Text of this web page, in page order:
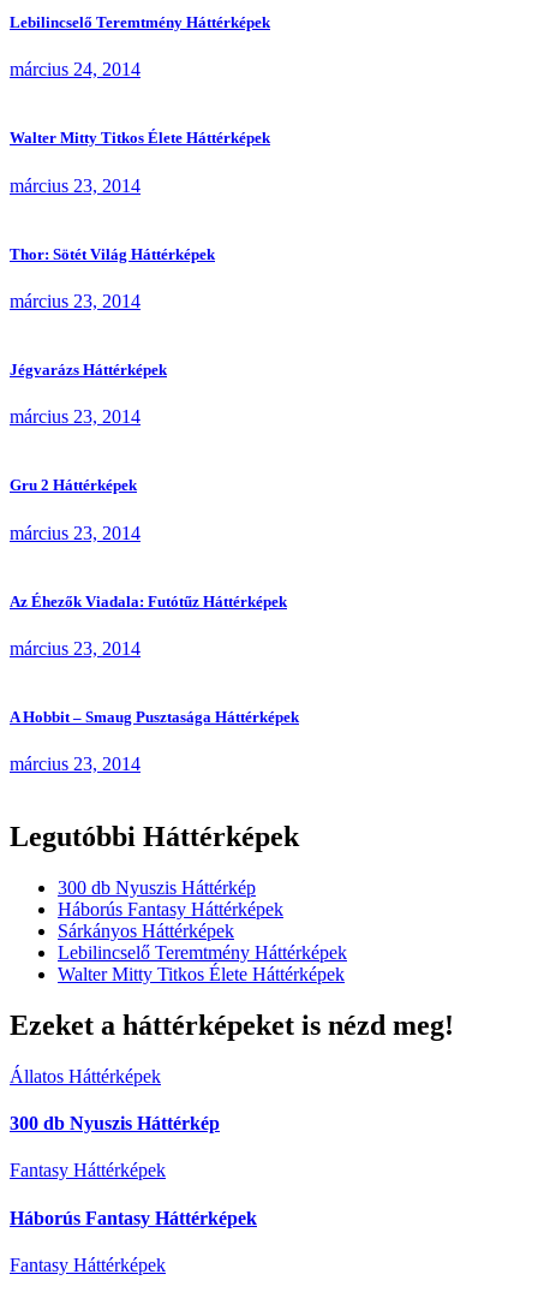
Lebilincselő Teremtmény Háttérképek
március 24, 2014
Walter Mitty Titkos Élete Háttérképek
március 23, 2014
Thor: Sötét Világ Háttérképek
március 23, 2014
Jégvarázs Háttérképek
március 23, 2014
Gru 2 Háttérképek
március 23, 2014
Az Éhezők Viadala: Futótűz Háttérképek
március 23, 2014
A Hobbit – Smaug Pusztasága Háttérképek
március 23, 2014
Legutóbbi Háttérképek
300 db Nyuszis Háttérkép
Háborús Fantasy Háttérképek
Sárkányos Háttérképek
Lebilincselő Teremtmény Háttérképek
Walter Mitty Titkos Élete Háttérképek
Ezeket a háttérképeket is nézd meg!
Állatos Háttérképek
300 db Nyuszis Háttérkép
Fantasy Háttérképek
Háborús Fantasy Háttérképek
Fantasy Háttérképek